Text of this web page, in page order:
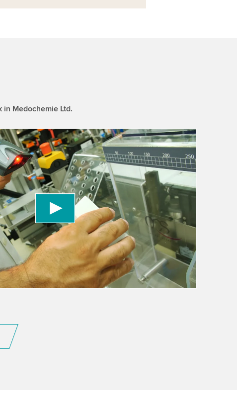
in Medochemie Ltd.
to load the YouTube Video service!
to embed video content that may collect
Please review the details and accept the service
information